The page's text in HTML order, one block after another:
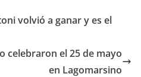
volvió a ganar y es el
celebraron el 25 de mayo
en Lagomarsino